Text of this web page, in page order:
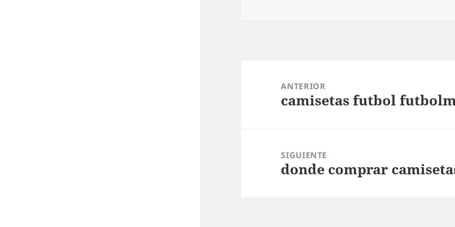
entradas
ANTERIOR
Entrada
camisetas futbol
SIGUIENTE
Entrada
donde comprar